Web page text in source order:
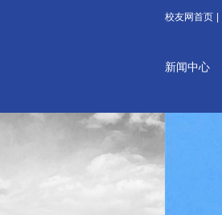
校友网首页
新闻中心